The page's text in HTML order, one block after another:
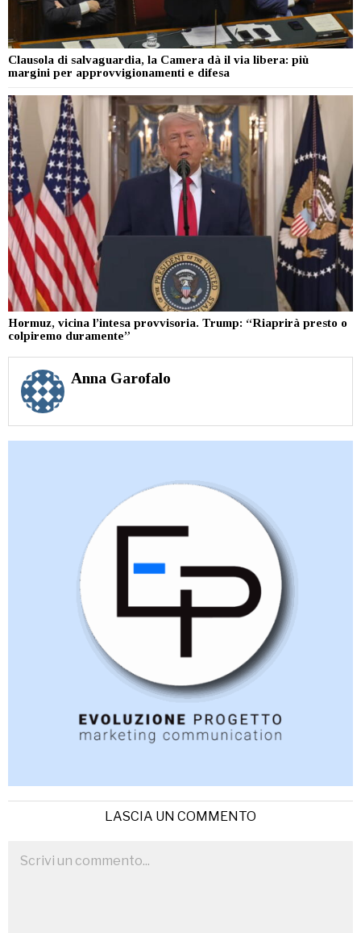
Clausola di salvaguardia, la Camera dà il via libera: più
margini per approvvigionamenti e difesa
Hormuz, vicina l’intesa provvisoria. Trump: “Riaprirà presto o
colpiremo duramente”
Anna Garofalo
LASCIA UN COMMENTO